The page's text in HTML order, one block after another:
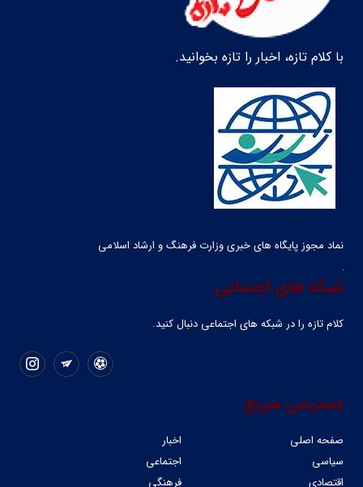
با کلام تازه، اخبار را تازه بخوانید.
نماد مجوز پایگاه های خبری وزارت فرهنگ و ارشاد اسلامی
شبکه های اجتماعی
کلام تازه را در شبکه ‌های اجتماعی دنبال کنید.
دسترسی سریع
صفحه اصلی
اخبار
سیاسی
اجتماعی
اقتصادی
فرهنگی